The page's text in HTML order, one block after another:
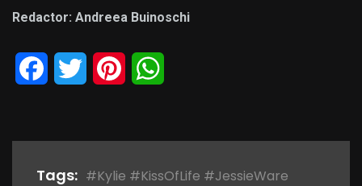
Redactor: Andreea Buinoschi
Facebook
Twitter Pinterest
Tags: #Kylie #KissOfLife #JessieWare